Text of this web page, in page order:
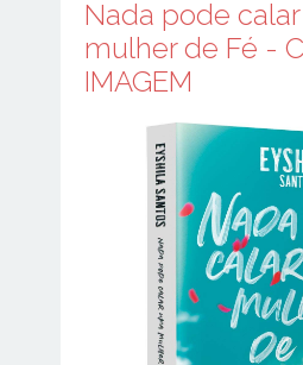
Nada pode
mulher de Fé -
IMAGEM